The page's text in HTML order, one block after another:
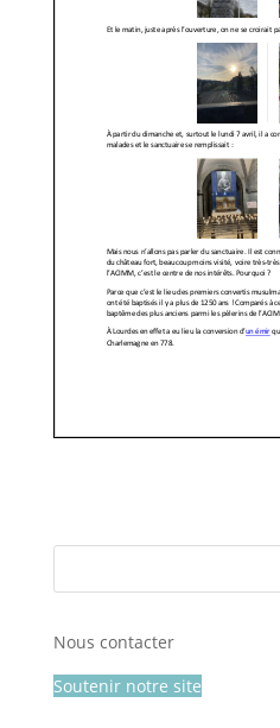
Nous contacter
Soutenir notre site